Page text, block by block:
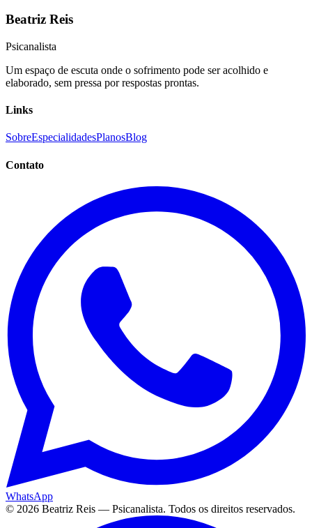
Beatriz Reis
Psicanalista
Um espaço de escuta onde o sofrimento pode ser acolhido e
elaborado, sem pressa por respostas prontas.
Links
SobreEspecialidadesPlanosBlog
Contato
WhatsApp
© 2026 Beatriz Reis — Psicanalista. Todos os direitos reservados.